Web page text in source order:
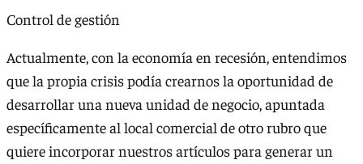
Control de gestión
Actualmente, con la economía en recesión, entendimos
que la propia crisis podía crearnos la oportunidad de
desarrollar una nueva unidad de negocio, apuntada
específicamente al local comercial de otro rubro que
quiere incorporar nuestros artículos para generar un